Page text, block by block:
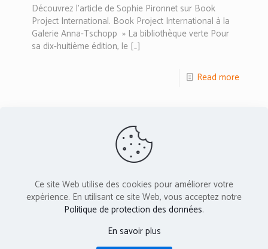
Découvrez l’article de Sophie Pironnet sur Book
Project International. Book Project International à la
Galerie Anna-Tschopp » La bibliothèque verte Pour
sa dix-huitième édition, le […]
Read more
2
L'Atelier Vis-à-Vis est membre du réseau PAC -
Provence Art Contemporain
Cette association reçoit le soutien de :
Ce site Web utilise des cookies pour améliorer votre
expérience. En utilisant ce site Web, vous acceptez notre
Politique de protection des données.
En savoir plus